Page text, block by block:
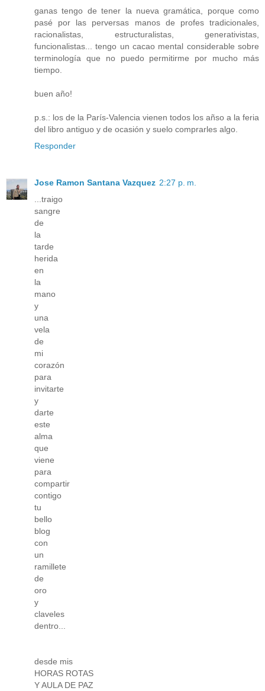
ganas tengo de tener la nueva gramática, porque como
pasé por las perversas manos de profes tradicionales,
racionalistas, estructuralistas, generativistas,
funcionalistas... tengo un cacao mental considerable sobre
terminología que no puedo permitirme por mucho más
tiempo.
buen año!
p.s.: los de la París-Valencia vienen todos los añso a la feria
del libro antiguo y de ocasión y suelo comprarles algo.
Responder
Jose Ramon Santana Vazquez 2:27 p. m.
...traigo
sangre
de
la
tarde
herida
en
la
mano
y
una
vela
de
mi
corazón
para
invitarte
y
darte
este
alma
que
viene
para
compartir
contigo
tu
bello
blog
con
un
ramillete
de
oro
y
claveles
dentro...
desde mis
HORAS ROTAS
Y AULA DE PAZ